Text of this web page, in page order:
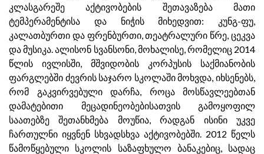
კლასგარეშე აქტივობების შეთავაზება მათი
ტემპერამენტისა და ნიჭის მიხედვით: კუნგ-ფუ,
კალათბურთი და ფრენბურთი, თეატრალური წრე, ცეკვა
და მუსიკა. ალისონ სვანსონი, მოხალისე, რომელიც 2014
წლის ივლისში, მშვიდობის კორპუსის საქმიანობის
ფარგლებში ძევრის საჯარო სკოლაში მოხვდა, იხსენებს,
რომ გაკვირვებული დარჩა, როცა მოსწავლეებთან
დამატებითი მეცადინეობებისათვის გამოყოფილ
საათებზე შეთანხმება მოუწია, რადგან ისინი უკვე
ჩართულნი იყვნენ სხვადსხვა აქტივობებში. 2012 წელს
წამოწყებული სკოლის საზაფხულო ბანაკებიც, სადაც